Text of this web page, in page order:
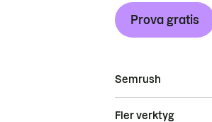
Prova gratis
Semrush
Fler verktyg